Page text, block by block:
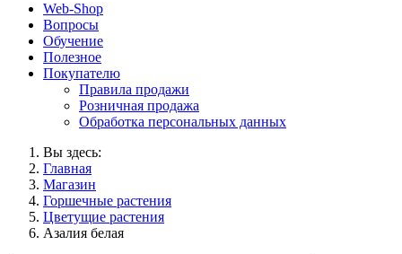
Web-Shop
Вопросы
Обучение
Полезное
Покупателю
Правила продажи
Розничная продажа
Обработка персональных данных
Вы здесь:
Главная
Магазин
Горшечные растения
Цветущие растения
Азалия белая